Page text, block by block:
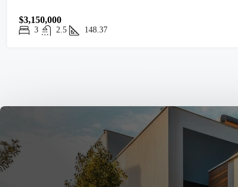
$3,150,000
3 2.5 148.37